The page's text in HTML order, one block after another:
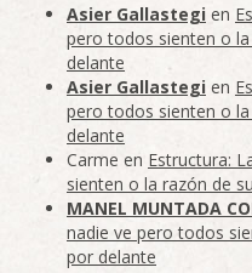
Asier Gallastegi en
pero todos sienten o
delante
Asier Gallastegi en
pero todos sienten o
delante
Carme en Estructura:
sienten o la razón de
MANEL MUNTADA
nadie ve pero todos
por delante